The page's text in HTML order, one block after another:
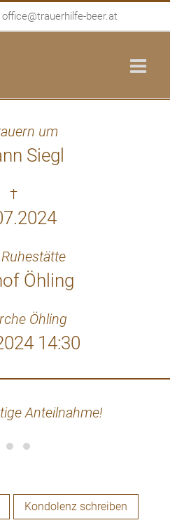
office@trauerhilfe-beer.at
um
Siegl
†
Öhling
Öhling
14:30
Anteilnahme!
Kondolenz schreiben